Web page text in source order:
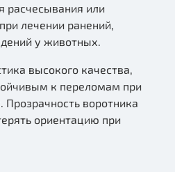
расчесывания или
лечении ранений,
у животных.
высокого качества,
к переломам при
воротника
ориентацию при